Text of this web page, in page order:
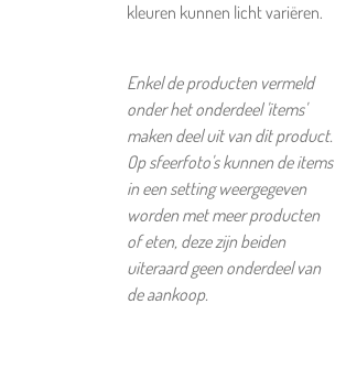
kleuren kunnen licht variëren.
Enkel de producten vermeld
onder het onderdeel 'items'
maken deel uit van dit product.
Op sfeerfoto's kunnen de items
in een setting weergegeven
worden met meer producten
of eten, deze zijn beiden
uiteraard geen onderdeel van
de aankoop.